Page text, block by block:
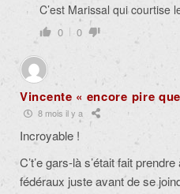
C’est Marissal qui courtise
0 0
Vincente « encore pire
8 mois il y a
Incroyable !
C’t’e gars-là s’était fait
fédéraux juste avant de se